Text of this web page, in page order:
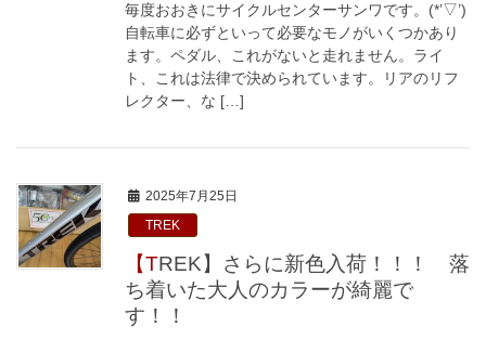
毎度おおきにサイクルセンターサンワです。(*’▽’)
自転車に必ずといって必要なモノがいくつかあり
ます。ペダル、これがないと走れません。ライ
ト、これは法律で決められています。リアのリフ
レクター、な […]
2025年7月25日
TREK
【TREK】さらに新色入荷！！！ 落
ち着いた大人のカラーが綺麗で
す！！